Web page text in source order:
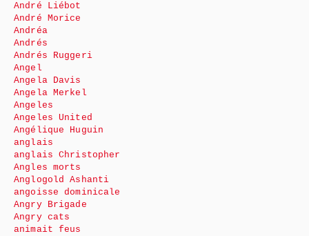
André Liébot
André Morice
Andréa
Andrés
Andrés Ruggeri
Angel
Angela Davis
Angela Merkel
Angeles
Angeles United
Angélique Huguin
anglais
anglais Christopher
Angles morts
Anglogold Ashanti
angoisse dominicale
Angry Brigade
Angry cats
animait feus